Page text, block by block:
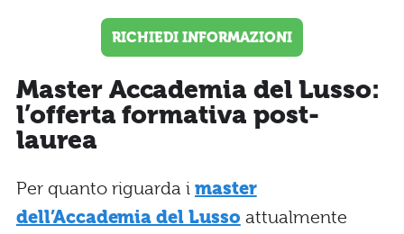
RICHIEDI INFORMAZIONI
Master Accademia del Lusso:
l’offerta formativa post-
laurea
Per quanto riguarda i master
dell’Accademia del Lusso attualmente